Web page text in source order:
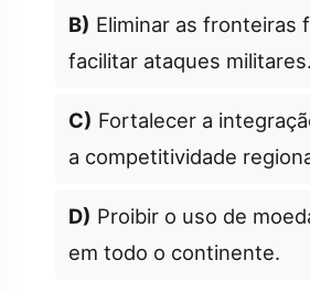
B) Eliminar as fronteiras
facilitar ataques militares.
C) Fortalecer a
a competitividade
D) Proibir o uso de
em todo o continente.